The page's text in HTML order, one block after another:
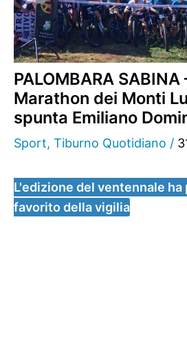
PALOMBARA SABINA
Marathon dei Monti
spunta Emiliano
Sport, Tiburno Quotidiano /
L'edizione del ventennale ha
favorito della vigilia